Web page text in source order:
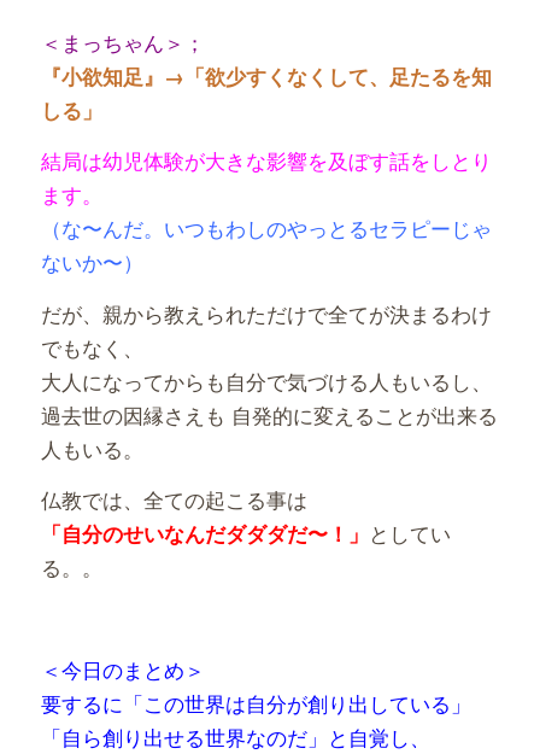
＜まっちゃん＞；
『小欲知足』→「欲少すくなくして、足たるを知
しる」
結局は幼児体験が大きな影響を及ぼす話をしとり
ます。
（な〜んだ。いつもわしのやっとるセラピーじゃ
ないか〜）
だが、親から教えられただけで全てが決まるわけ
でもなく、
大人になってからも自分で気づける人もいるし、
過去世の因縁さえも 自発的に変えることが出来る
人もいる。
仏教では、全ての起こる事は
「自分のせいなんだダダダだ〜！」 としてい
る。。
＜今日のまとめ＞
要するに「この世界は自分が創り出している」
「自ら創り出せる世界なのだ」と自覚し、